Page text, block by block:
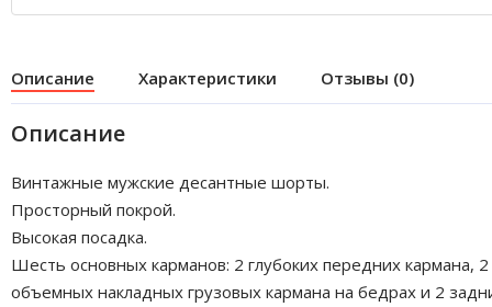
Описание Характеристики Отзывы (0)
Описание
Винтажные мужские десантные шорты.
Просторный покрой.
Высокая посадка.
Шесть основных карманов: 2 глубоких передних кармана, 2
объемных накладных грузовых кармана на бедрах и 2